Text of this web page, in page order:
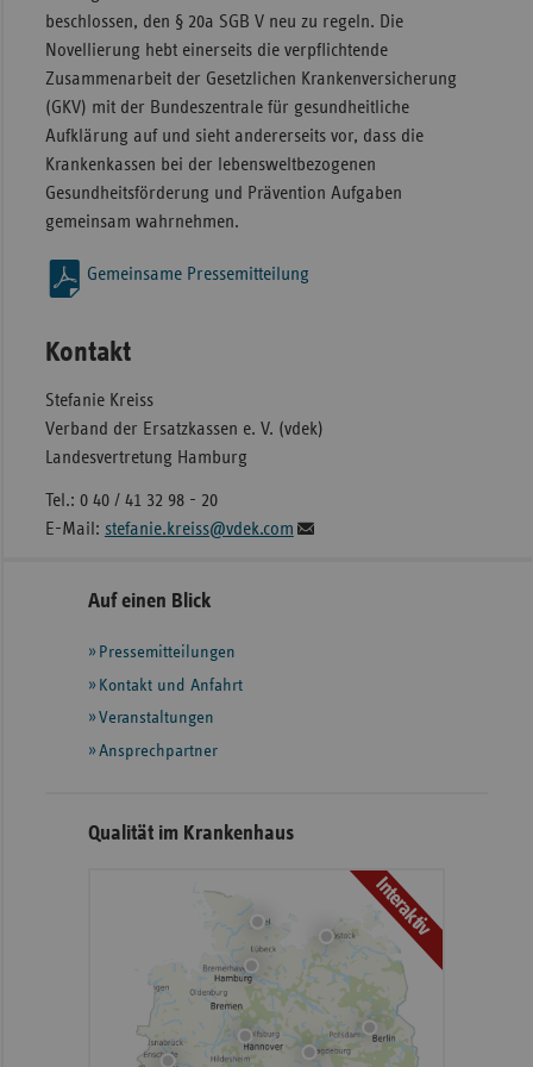
beschlossen, den § 20a SGB V neu zu regeln. Die
Novellierung hebt einerseits die verpflichtende
Zusammenarbeit der Gesetzlichen Krankenversicherung
(GKV) mit der Bundeszentrale für gesundheitliche
Aufklärung auf und sieht andererseits vor, dass die
Krankenkassen bei der lebensweltbezogenen
Gesundheitsförderung und Prävention Aufgaben
gemeinsam wahrnehmen.
Gemeinsame Pressemitteilung
Kontakt
Stefanie Kreiss
Verband der Ersatzkassen e. V. (vdek)
Landesvertretung Hamburg
Tel.: 0 40 / 41 32 98 - 20
E-Mail: stefanie.kreiss@vdek.com
Seitennavigation
Seitenleiste
weiteren
Informationen
Auf einen Blick
Pressemitteilungen
Kontakt und Anfahrt
Veranstaltungen
Ansprechpartner
Qualität im Krankenhaus
Interaktiv